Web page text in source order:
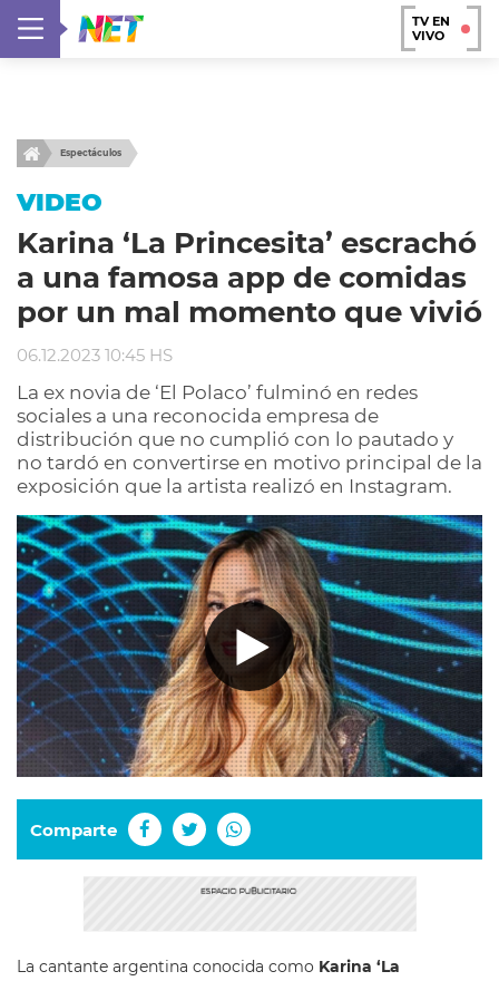
TV EN
VIVO
Espectáculos
VIDEO
Karina ‘La Princesita’ escrachó
a una famosa app de comidas
por un mal momento que vivió
06.12.2023 10:45 HS
La ex novia de ‘El Polaco’ fulminó en redes
sociales a una reconocida empresa de
distribución que no cumplió con lo pautado y
no tardó en convertirse en motivo principal de la
exposición que la artista realizó en Instagram.
Comparte
La cantante argentina conocida como Karina ‘La